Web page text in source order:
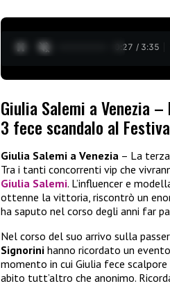
0:28 / 3:35
Giulia Salemi a Venezia
3 fece scandalo al
Giulia Salemi a Venezia – La
Tra i tanti concorrenti vip che
Giulia Salemi. L’influencer e
ottenne la vittoria, riscontrò un
ha saputo nel corso degli anni far
Nel corso del suo arrivo sulla
Signorini hanno ricordato un
momento in cui Giulia fece
abito tutt’altro che anonimo.